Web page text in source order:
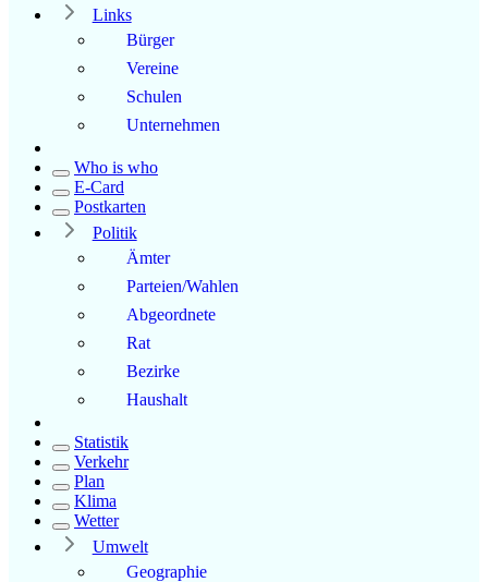
Links
Bürger
Vereine
Schulen
Unternehmen
Who is who
E-Card
Postkarten
Politik
Ämter
Parteien/Wahlen
Abgeordnete
Rat
Bezirke
Haushalt
Statistik
Verkehr
Plan
Klima
Wetter
Umwelt
Geographie